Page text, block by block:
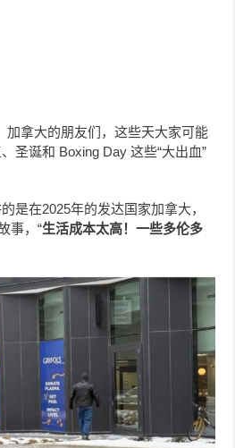
加拿大的朋友们，这些天大家可能
圣诞和 Boxing Day 这些“大出血”
是在2025年的发达国家加拿大，
事，“生活成本太高！一些多伦多